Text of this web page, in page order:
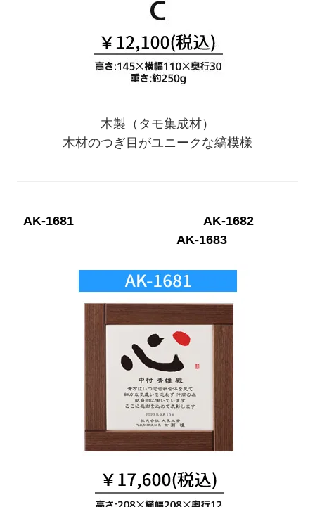
木製（タモ集成材）
木材のつぎ目がユニークな縞模様
AK-1681 AK-1682
AK-1683